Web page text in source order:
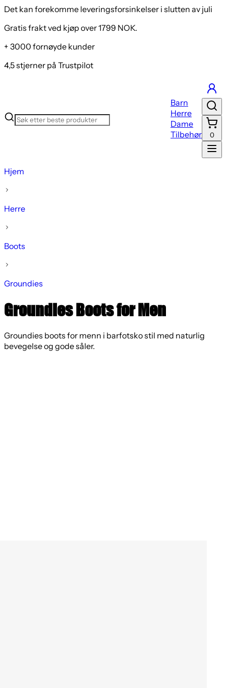
Det kan forekomme leveringsforsinkelser i slutten av juli
Gratis frakt ved kjøp over 1799 NOK.
+ 3000 fornøyde kunder
4,5 stjerner på Trustpilot
Barn
Herre
Dame
Tilbehør
0
Hjem
Herre
Boots
Groundies
Groundies Boots for Men
Groundies boots for menn i barfotsko stil med naturlig
bevegelse og gode såler.